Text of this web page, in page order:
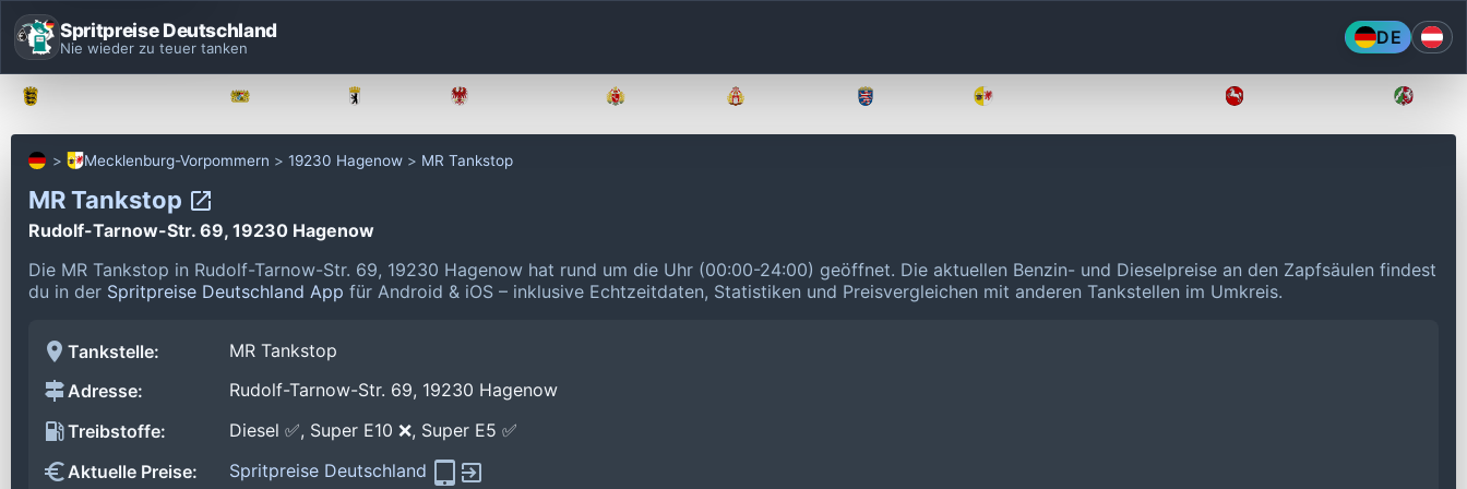
Spritpreise Deutschland
Nie wieder zu teuer tanken DE
Mecklenburg-Vorpommern 19230 Hagenow MR Tankstop
MR Tankstop
Rudolf-Tarnow-Str. 69, 19230 Hagenow
Die MR Tankstop in Rudolf-Tarnow-Str. 69, 19230 Hagenow hat rund um die Uhr (00:00-24:00) geöffnet. Die aktuellen Benzin- und Dieselpreise an den Zapfsäulen findest
du in der Spritpreise Deutschland App für Android & iOS – inklusive Echtzeitdaten, Statistiken und Preisvergleichen mit anderen Tankstellen im Umkreis.
Tankstelle:
MR Tankstop
Adresse:
Rudolf-Tarnow-Str. 69, 19230 Hagenow
Treibstoffe:
Diesel ✅, Super E10 ❌, Super E5 ✅
Aktuelle Preise:
Spritpreise Deutschland